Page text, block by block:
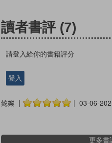
讀者書評 (7)
請登入給你的書籍評分
登入
懿樂 | | 03-06-
更多書